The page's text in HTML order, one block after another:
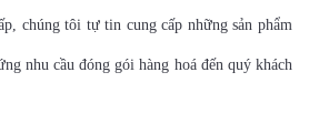
chúng tôi tự tin cung cấp những sản phẩm
nhu cầu đóng gói hàng hoá đến quý khách